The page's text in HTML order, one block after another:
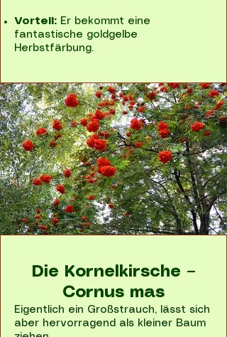
Vorteil: Er bekommt eine
fantastische goldgelbe
Herbstfärbung.
Die Kornelkirsche –
Cornus mas
Eigentlich ein Großstrauch, lässt sich
aber hervorragend als kleiner Baum